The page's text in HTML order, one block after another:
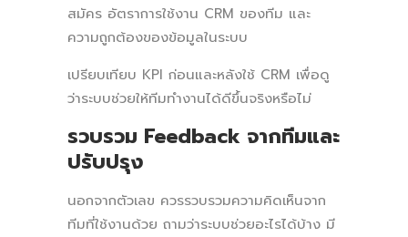
สมัคร อัตราการใช้งาน CRM ของทีม และ
ความถูกต้องของข้อมูลในระบบ
เปรียบเทียบ KPI ก่อนและหลังใช้ CRM เพื่อดู
ว่าระบบช่วยให้ทีมทำงานได้ดีขึ้นจริงหรือไม่
รวบรวม Feedback จากทีมและ
ปรับปรุง
นอกจากตัวเลข ควรรวบรวมความคิดเห็นจาก
ทีมที่ใช้งานด้วย ถามว่าระบบช่วยอะไรได้บ้าง มี